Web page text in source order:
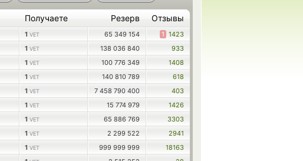
Получаете Резерв Отзывы
1 VET 65 349 154 1 1423
1 VET 138 036 840
933
1 VET 100 776 349
1408
1 VET 140 810 789
618
1 VET 7 458 790 400
403
1 VET 15 774 979
1426
1 VET 65 886 769
3303
1 VET 2 299 522
2941
1 VET 999 999 999
18163